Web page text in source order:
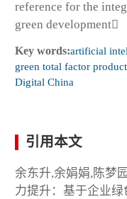
reference for the
green development
Key words:artificial
green total factor
Digital China
引用本文
余东升,余娟娟,陈梦
力提升：基于企业